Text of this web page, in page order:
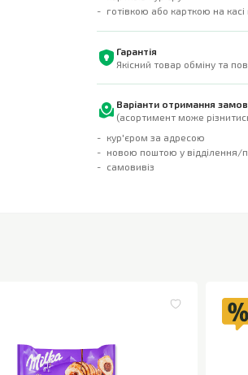
готівкою або карткою на
Гарантія
Якісний товар обміну та
Варіанти отримання
(асортимент може
кур'єром за адресою
новою поштою у відділення/
самовивіз